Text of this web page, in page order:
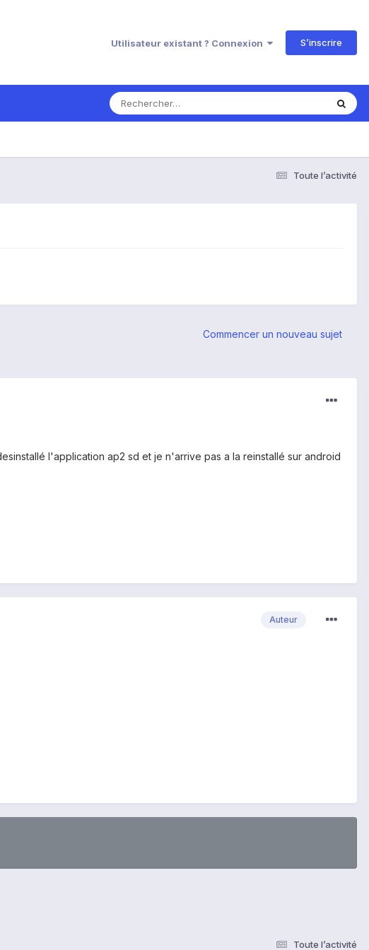
Utilisateur existant ? Connexion S’inscrire
Toute l’activité
Commencer un nouveau sujet
l'application ap2 sd et je n'arrive pas a la reinstallé sur android
Auteur
Toute l’activité